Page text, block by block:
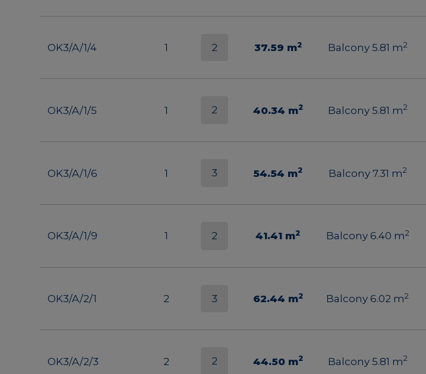
OK3/A/1/4 1 2 37.59 m2 Balcony 5.81 m2
OK3/A/1/5 1 2 40.34 m2 Balcony 5.81 m2
OK3/A/1/6 1 3 54.54 m2 Balcony 7.31 m2
OK3/A/1/9 1 2 41.41 m2 Balcony 6.40 m2
OK3/A/2/1 2 3 62.44 m2 Balcony 6.02 m2
OK3/A/2/3 2 2 44.50 m2 Balcony 5.81 m2